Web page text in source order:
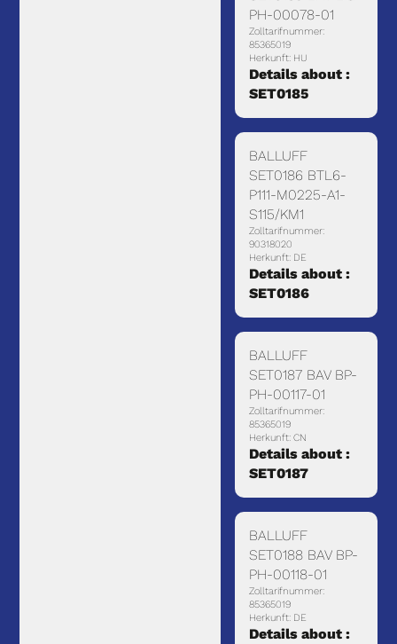
PH-00078-01
Zolltarifnummer:
85365019
Herkunft: HU
Details about :
SET0185
BALLUFF
SET0186 BTL6-
P111-M0225-A1-
S115/KM1
Zolltarifnummer:
90318020
Herkunft: DE
Details about :
SET0186
BALLUFF
SET0187 BAV BP-
PH-00117-01
Zolltarifnummer:
85365019
Herkunft: CN
Details about :
SET0187
BALLUFF
SET0188 BAV BP-
PH-00118-01
Zolltarifnummer:
85365019
Herkunft: DE
Details about :